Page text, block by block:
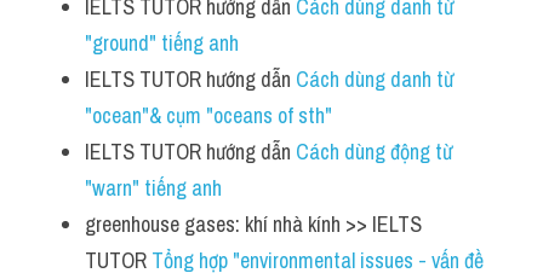
IELTS TUTOR hướng dẫn Cách dùng danh từ
"ground" tiếng anh
IELTS TUTOR hướng dẫn Cách dùng danh từ
"ocean"& cụm "oceans of sth"
IELTS TUTOR hướng dẫn Cách dùng động từ
"warn" tiếng anh
greenhouse gases: khí nhà kính >> IELTS
TUTOR Tổng hợp "environmental issues - vấn đề